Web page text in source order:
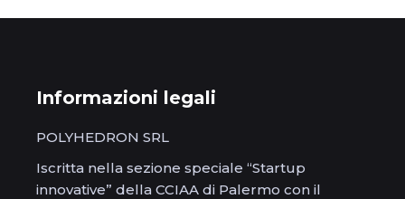
Informazioni legali
POLYHEDRON SRL
Iscritta nella sezione speciale “Startup
innovative” della CCIAA di Palermo con il